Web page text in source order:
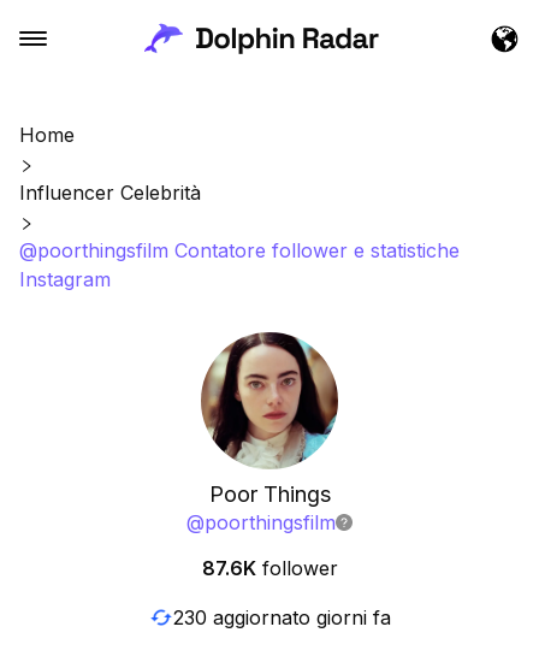
Home
Influencer Celebrità
@poorthingsfilm Contatore follower e statistiche
Instagram
Poor Things
@poorthingsfilm
87.6K follower
230 aggiornato giorni fa